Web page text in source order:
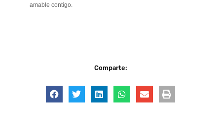
amable contigo.
Comparte: